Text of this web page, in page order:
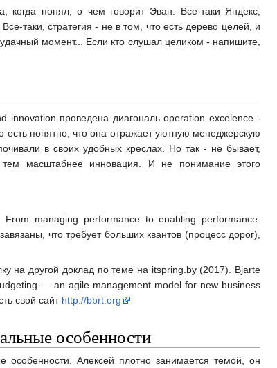
понял, о чем говорит Эван. Все-таки Яндекс,
таки, стратегия - не в том, что есть дерево целей, и
момент... Если кто слушал целиком - напишите,
innovation проведена диагональ operation excelence -
понятно, что она отражает уютную менеджерскую
в своих удобных креслах. Но так - не бывает,
масштабнее инновация. И не понимание этого
managing performance to enabling performance.
что требует больших квантов (процесс дорог),
на другой доклад по теме на itspring.by (2017). Bjarte
— an agile management model for new business
свой сайт http://bbrt.org
особенности
Алексей плотно занимается темой, он